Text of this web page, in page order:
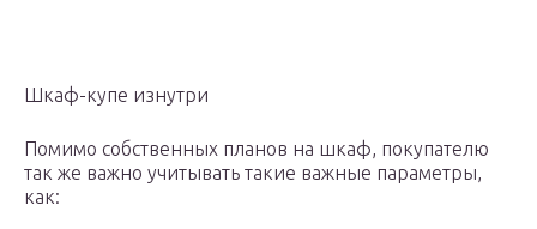
Шкаф-купе изнутри
Помимо собственных планов на шкаф, покупателю
так же важно учитывать такие важные параметры,
как: